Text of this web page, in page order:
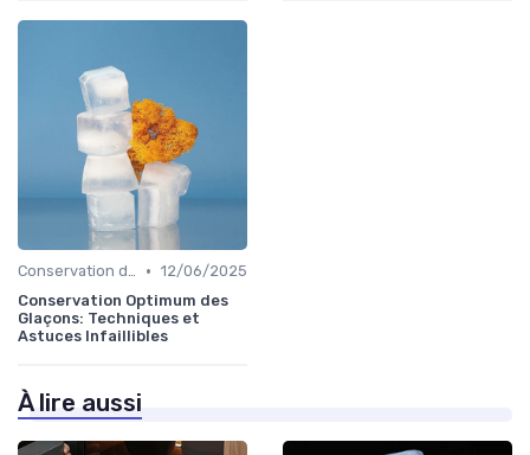
Conservation des Glaçons • 12/06/2025
Conservation Optimum des
Glaçons: Techniques et
Astuces Infaillibles
À lire aussi